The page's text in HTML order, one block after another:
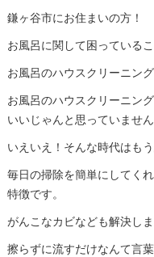
鎌ヶ谷市にお住まいの方！
お風呂に関して困っている
お風呂のハウスクリーニン
お風呂のハウスクリーニン
いいじゃんと思っていませ
いえいえ！そんな時代はもう
毎日の掃除を簡単にしてく
特徴です。
がんこなカビなども解決し
擦らずに流すだけなんて言